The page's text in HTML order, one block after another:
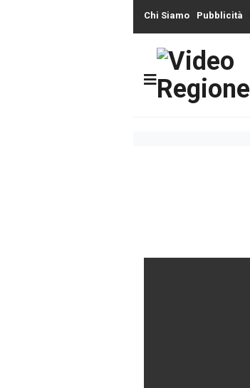
Chi Siamo Pubblicità